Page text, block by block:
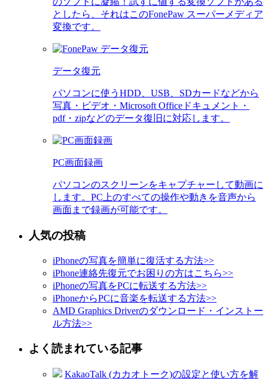
としたら、それはこのFonePaw スーパーメディア
変換です。
データ復元
パソコンに使うHDD、USB、SDカードなどから
写真・ビデオ・Microsoft Officeドキュメント・
pdf・zipなどのデータ復旧に対応します。
PC画面録画
パソコンのスクリーンをキャプチャーして動画に
します。PC上のすべての操作や動きを音声から
画面まで録画が可能です。
人気の投稿
iPhoneの写真を簡単に復活する方法>>
iPhone連絡先復元でお困りの方はこちら>>
iPhoneの写真をPCに転送する方法>>
iPhoneからPCに音楽を転送する方法>>
AMD Graphics Driverのダウンロード・インストー
ル方法>>
よく読まれている記事
KakaoTalk (カカオトーク)の設定と使い方を解